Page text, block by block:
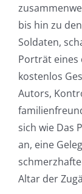
bis hin zu
Soldaten,
Porträt eines
kostenlos
Autors,
sich wie Das
an, eine
Altar der